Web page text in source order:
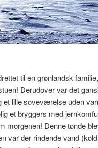
til en grønlandsk
Derudover var det
et lille soveværelse uden
et bryggers med
morgenen! Denne tønde
var der rindende vand